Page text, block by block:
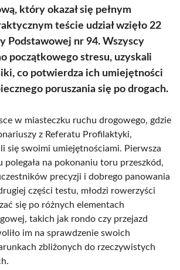
który okazał się pełnym
teście udział wzięło 22
Podstawowej nr 94. Wszyscy
początkowego stresu, uzyskali
co potwierdza ich umiejętności
poruszania się po drogach.
w miasteczku ruchu drogowego, gdzie
z Referatu Profilaktyki,
się swoimi umiejętnościami. Pierwsza
polegała na pokonaniu toru przeszkód,
precyzji i dobrego panowania
części testu, młodzi rowerzyści
się po różnych elementach
takich jak rondo czy przejazd
im na sprawdzenie swoich
zbliżonych do rzeczywistych